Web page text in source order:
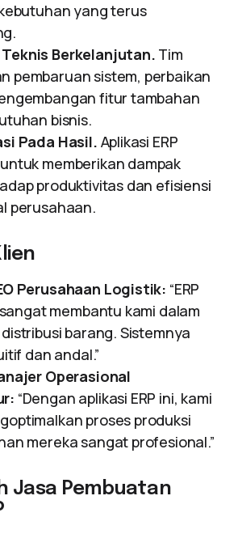
yang terus
Berkelanjutan. Tim
pembaruan sistem, perbaikan
fitur tambahan
bisnis.
Pada Hasil. Aplikasi ERP
memberikan dampak
produktivitas dan efisiensi
perusahaan.
Perusahaan Logistik: “ERP
membantu kami dalam
barang. Sistemnya
dan andal.”
Operasional
“Dengan aplikasi ERP ini, kami
proses produksi
mereka sangat profesional.”
Jasa Pembuatan